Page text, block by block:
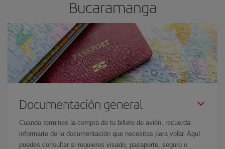
Bucaramanga
Documentación general
Cuando termines la compra de tu billete de avión, recuerda
informarte de la documentación que necesitas para volar. Aquí
puedes consultar si requieres visado, pasaporte, seguro o